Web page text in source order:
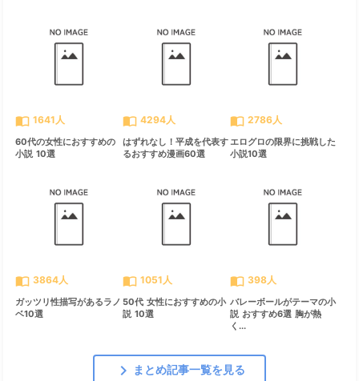
import_contacts 1641人
60代の女性におすすめの
小説 10選
import_contacts 4294人
はずれなし！平成を代表す
るおすすめ漫画60選
import_contacts 2786人
エログロの限界に挑戦した
小説10選
import_contacts 3864人
ガッツリ性描写があるラノ
ベ10選
import_contacts 1051人
50代 女性におすすめの小
説 10選
import_contacts 398人
バレーボールがテーマの小
説 おすすめ6選 胸が熱
く...
chevron_right まとめ記事一覧を見る